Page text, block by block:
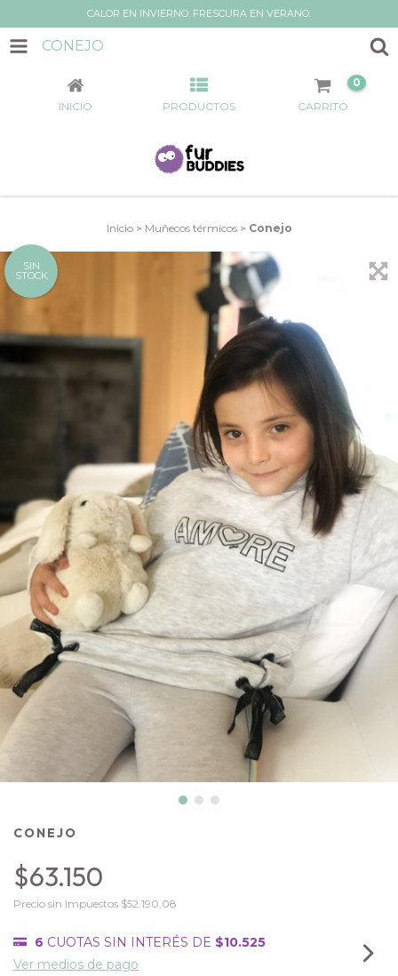
CALOR EN INVIERNO. FRESCURA EN VERANO.
CONEJO
INICIO PRODUCTOS CARRITO
0
Inicio > Muñecos térmicos > Conejo
SIN
STOCK
CONEJO
$63.150
Precio sin impuestos $52.190,08
6 CUOTAS SIN INTERÉS DE $10.525
Ver medios de pago